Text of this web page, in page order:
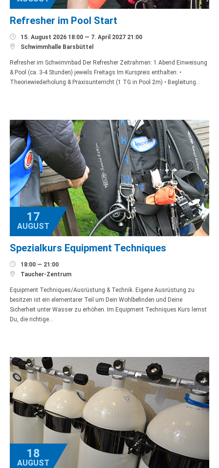
Refresher im Pool Start
 15. August 2026 18:00 — 7. April 2027 21:00
 Schwimmhalle Barsbüttel
Refresher im Schwimmbad Der Refresher Zeitrahmen: 1 Abend Einweisung
& Pool (ca. 3-4 Stunden) jeweils Freitags Im Kurspreis enthalten: •
Theoriewiederholung & Praxisunterricht (1 TG in Pool 2m) • Begleitung…
17
AUGUST
Spezialkurs Equipment Techniques
 18:00 — 21:00
 Taucher-Zentrum
Equipment Techniques/Ausrüstung & Technik. Eigene Ausrüstung zu
besitzen ist ein elementarer Teil um Dein Wohlbefinden und Deine
Sicherheit unter Wasser zu erhöhen. Im Equipment Techniques Kurs lernst
Du, die richtige…
18
AUGUST